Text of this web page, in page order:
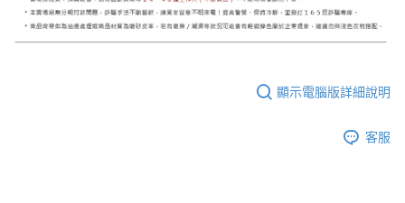
顯示電腦版詳細說明
客服